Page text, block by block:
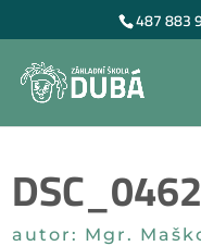
487 883
DSC_0462
autor: Mgr.